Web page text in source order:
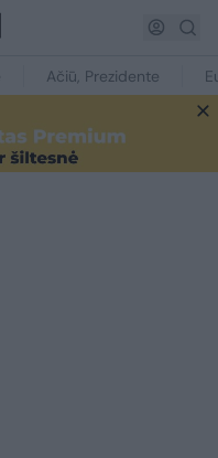
Ačiū, Prezidente